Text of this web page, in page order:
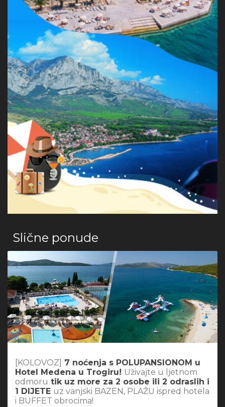
Slične ponude
[KOLOVOZ] 7 noćenja s POLUPANSIONOM u
Hotel Medena u Trogiru! Uživajte u ljetnom
odmoru tik uz more za 2 osobe ili 2 odraslih i
1 DIJETE uz vanjski BAZEN, PLAŽU ispred hotela
i BUFFET obrocima!